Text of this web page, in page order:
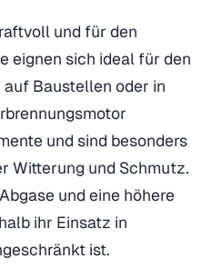
und für den
eignen sich ideal für den
Baustellen oder in
und sind besonders
Witterung und Schmutz.
und eine höhere
ihr Einsatz in
ist.